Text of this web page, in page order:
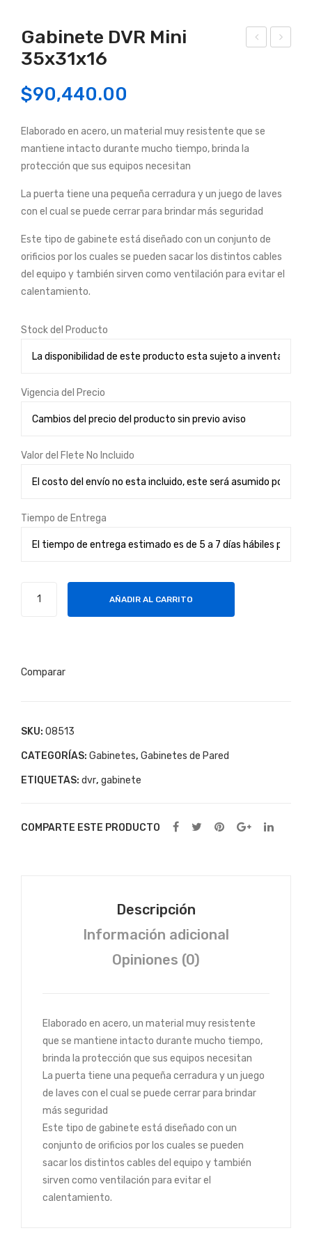
R
Mini
40x
16
Gabinete DVR Mini
35x31x16
$90,440.00
Elaborado en acero, un material muy resistente que se
mantiene intacto durante mucho tiempo, brinda la
protección que sus equipos necesitan
La puerta tiene una pequeña cerradura y un juego de laves
con el cual se puede cerrar para brindar más seguridad
Este tipo de gabinete está diseñado con un conjunto de
orificios por los cuales se pueden sacar los distintos cables
del equipo y también sirven como ventilación para evitar el
calentamiento.
Stock del Producto
Vigencia del Precio
Valor del Flete No Incluido
Tiempo de Entrega
AÑADIR AL CARRITO
Comparar
SKU: 08513
CATEGORÍAS: Gabinetes, Gabinetes de Pared
ETIQUETAS: dvr, gabinete
COMPARTE ESTE PRODUCTO
Descripción
Información adicional
Opiniones (0)
Elaborado en acero, un material muy resistente
que se mantiene intacto durante mucho tiempo,
brinda la protección que sus equipos necesitan
La puerta tiene una pequeña cerradura y un juego
de laves con el cual se puede cerrar para brindar
más seguridad
Este tipo de gabinete está diseñado con un
conjunto de orificios por los cuales se pueden
sacar los distintos cables del equipo y también
sirven como ventilación para evitar el
calentamiento.